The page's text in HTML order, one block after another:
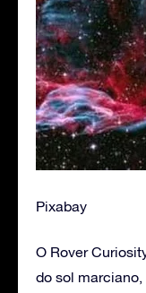
Pixabay
O Rover
do sol